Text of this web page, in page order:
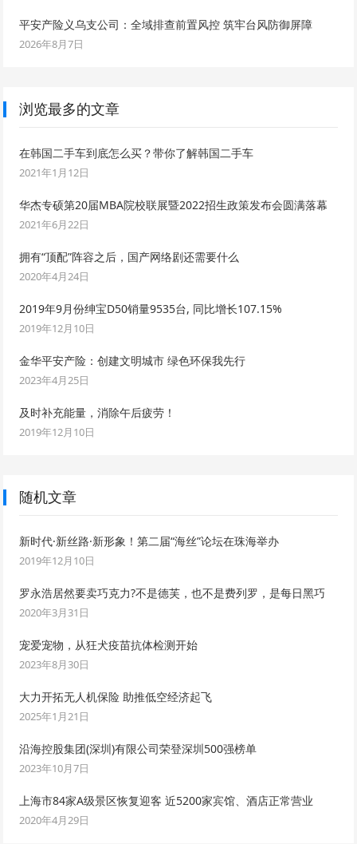
平安产险义乌支公司：全域排查前置风控 筑牢台风防御屏障
2026年8月7日
浏览最多的文章
在韩国二手车到底怎么买？带你了解韩国二手车
2021年1月12日
华杰专硕第20届MBA院校联展暨2022招生政策发布会圆满落幕
2021年6月22日
拥有“顶配”阵容之后，国产网络剧还需要什么
2020年4月24日
2019年9月份绅宝D50销量9535台, 同比增长107.15%
2019年12月10日
金华平安产险：创建文明城市 绿色环保我先行
2023年4月25日
及时补充能量，消除午后疲劳！
2019年12月10日
随机文章
新时代·新丝路·新形象！第二届“海丝”论坛在珠海举办
2019年12月10日
罗永浩居然要卖巧克力?不是德芙，也不是费列罗，是每日黑巧
2020年3月31日
宠爱宠物，从狂犬疫苗抗体检测开始
2023年8月30日
大力开拓无人机保险 助推低空经济起飞
2025年1月21日
沿海控股集团(深圳)有限公司荣登深圳500强榜单
2023年10月7日
上海市84家A级景区恢复迎客 近5200家宾馆、酒店正常营业
2020年4月29日